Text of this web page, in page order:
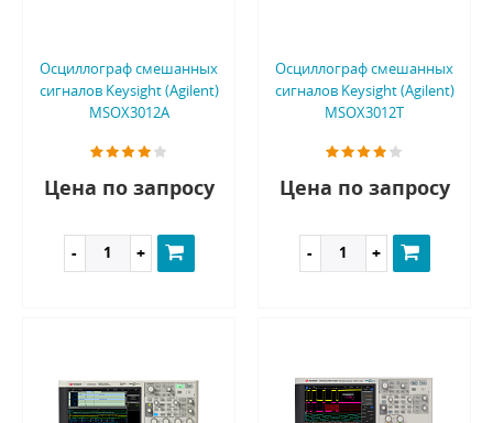
Осциллограф смешанных
сигналов Keysight (Agilent)
MSOX3012A
Цена по запросу
Осциллограф смешанных
сигналов Keysight (Agilent)
MSOX3012T
Цена по запросу